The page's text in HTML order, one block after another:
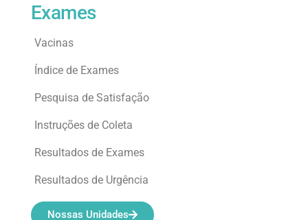
Exames
Vacinas
Índice de Exames
Pesquisa de Satisfação
Instruções de Coleta
Resultados de Exames
Resultados de Urgência
Nossas Unidades